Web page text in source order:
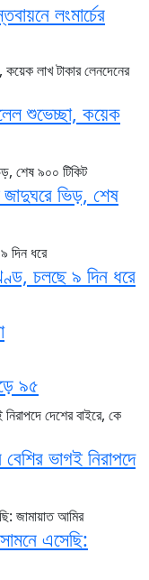
লংমার্চের
শুভেচ্ছা, কয়েক
ভিড়, শেষ
চলছে ৯ দিন ধরে
৯৫
বেশির ভাগই নিরাপদে
এসেছি: